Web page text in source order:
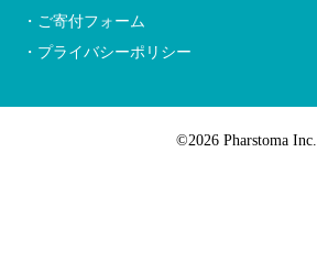
・ご寄付フォーム
・プライバシーポリシー
©2026 Pharstoma Inc.